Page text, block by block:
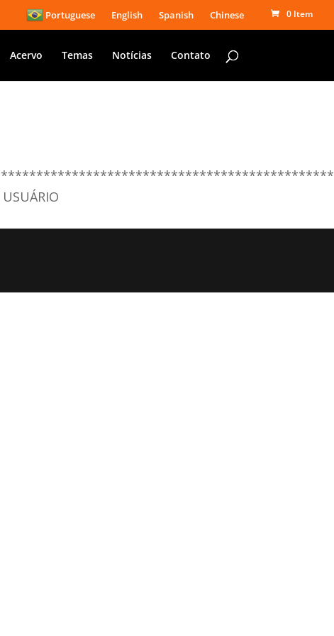
Portuguese English Spanish Chinese 0 Item
Acervo Temas Notícias Contato